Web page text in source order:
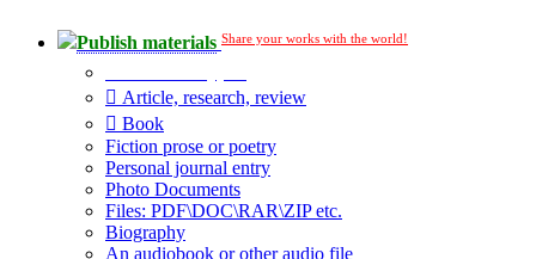
Publish materials Share your works with the world!
Article, research, review
Book
Fiction prose or poetry
Personal journal entry
Photo Documents
Files: PDF\DOC\RAR\ZIP etc.
Biography
An audiobook or other audio file